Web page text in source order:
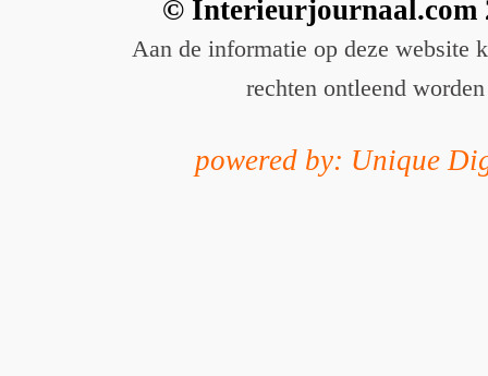
© Interieurjournaal.com
Aan de informatie op deze website
rechten ontleend worden
powered by: Unique